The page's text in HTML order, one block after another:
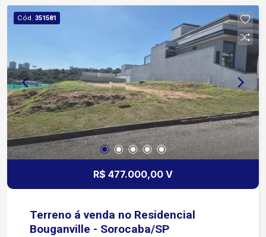
alto padrão
Cód. 351581
R$ 477.000,00 V
Terreno á venda no Residencial
Bouganville - Sorocaba/SP